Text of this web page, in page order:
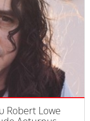
Robert Lowe